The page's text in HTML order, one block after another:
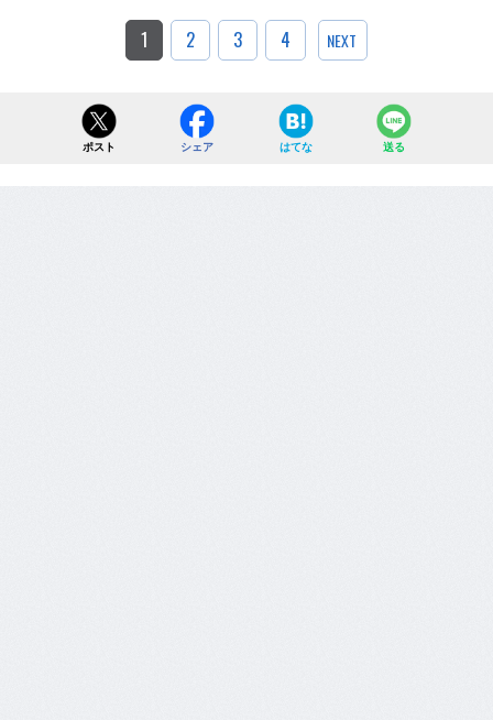
1 2 3 4 NEXT
ポスト シェア はてな 送る